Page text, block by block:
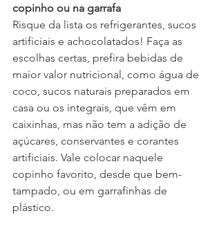
copinho ou na garrafa
Risque da lista os refrigerantes, sucos
artificiais e achocolatados! Faça as
escolhas certas, prefira bebidas de
maior valor nutricional, como água de
coco, sucos naturais preparados em
casa ou os integrais, que vêm em
caixinhas, mas não tem a adição de
açúcares, conservantes e corantes
artificiais. Vale colocar naquele
copinho favorito, desde que bem-
tampado, ou em garrafinhas de
plástico.